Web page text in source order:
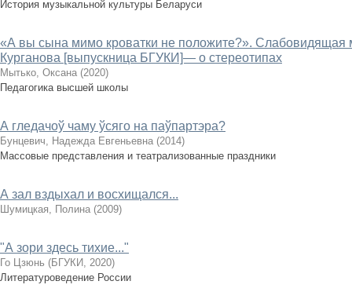
История музыкальной культуры Беларуси
«А вы сына мимо кроватки не положите?».
Курганова [выпускница БГУКИ]— о стереотипах
Мытько, Оксана (2020)
Педагогика высшей школы
А гледачоў чаму ўсяго на паўпартэра?
Бунцевич, Надежда Евгеньевна (2014)
Массовые представления и театрализованные праздники
А зал вздыхал и восхищался...
Шумицкая, Полина (2009)
"А зори здесь тихие..."
Го Цзюнь (БГУКИ, 2020)
Литературоведение России